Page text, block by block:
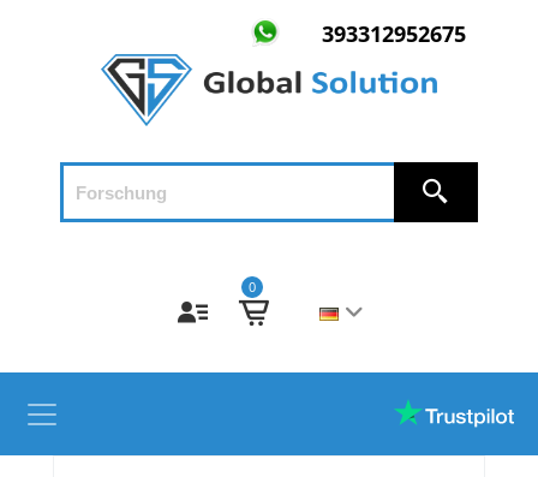
393312952675
0